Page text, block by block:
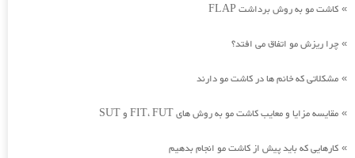
» کاشت مو به روش برداشت FLAP
» چرا ریزش مو اتفاق می افتد؟
» مشکلاتی که خانم ها در کاشت مو دارند
» مقایسه مزایا و معایب کاشت مو به روش های FIT، FUT و SUT
» کارهایی که باید پیش از کاشت مو انجام بدهیم